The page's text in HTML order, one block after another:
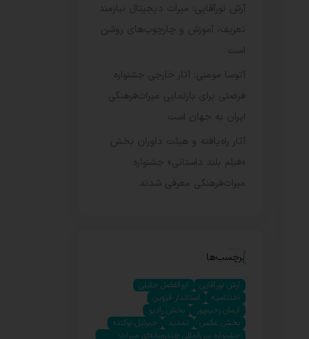
آرش نورآقایی: میراث دیجیتال نیازمند
تعریف، آموزش و چارچوب‌های روشن
است
آتوسا مومنی: آثار خارجی جشنواره
فرصتی برای بازنمایی میراث‌فرهنگی
ایران به جهان است
آثار راه‌یافته و هیئت داوران بخش
«فیلم بلند داستانی» جشنواره
میراث‌فرهنگی معرفی شدند
برچسب‌ها
آرش نورآقایی
ابوالفضل جلیلی
اختتامیه
استاندار قزوین
ایمان رحیم‌پور
بخش رادیو
بخش عکس
تمدید
جبرئیل نوکنده
جشنواره بین‌المللی چندرسانه‌ای میراث